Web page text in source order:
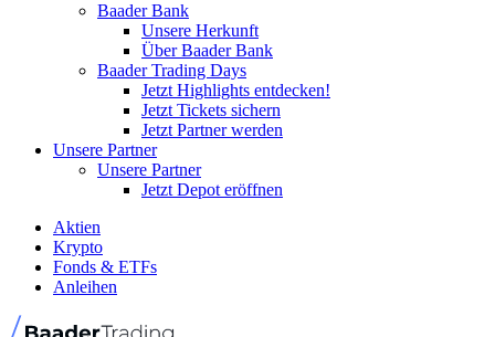
Baader Bank
Unsere Herkunft
Über Baader Bank
Baader Trading Days
Jetzt Highlights entdecken!
Jetzt Tickets sichern
Jetzt Partner werden
Unsere Partner
Unsere Partner
Jetzt Depot eröffnen
Aktien
Krypto
Fonds & ETFs
Anleihen